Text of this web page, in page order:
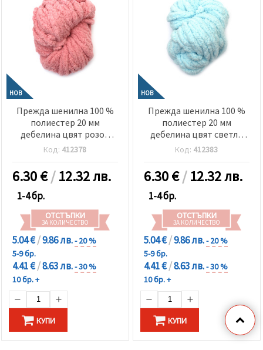
НОВ
Прежда шенилна 100 %
полиестер 20 мм
дебелина цвят розов
~240 грама -25 метра
Код: 412378
6.30€/12.32 лв.
1-4 бр.
ОТСТЪПКИ
ЗА КОЛИЧЕСТВО
5.04 €/9.86 лв.- 20 %
5-9 бр.
4.41 €/8.63 лв.- 30 %
10 бр. +
КУПИ
НОВ
Прежда шенилна 100 %
полиестер 20 мм
дебелина цвят светло
син ~240 грама -25 метра
Код: 412383
6.30€/12.32 лв.
1-4 бр.
ОТСТЪПКИ
ЗА КОЛИЧЕСТВО
5.04 €/9.86 лв.- 20 %
5-9 бр.
4.41 €/8.63 лв.- 30 %
10 бр. +
КУПИ